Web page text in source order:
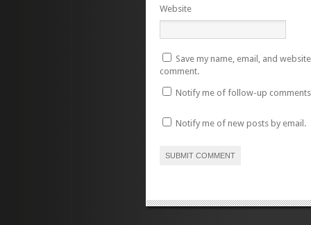
Website
Save my name, email, and
comment.
Notify me of follow-up
Notify me of new posts by email.